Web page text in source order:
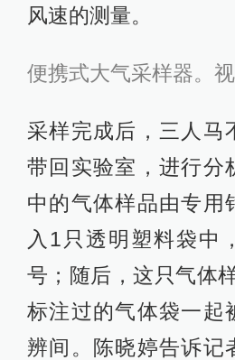
风速的测量。
便携式大气采样器。
采样完成后，三人马
带回实验室，进行分
中的气体样品由专用
入1只透明塑料袋中
号；随后，这只气体
标注过的气体袋一起
辨间。陈晓婷告诉记